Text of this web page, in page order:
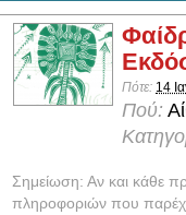
Πότε: 14
Πού:
Σημείωση: Αν και κάθε
πληροφοριών που